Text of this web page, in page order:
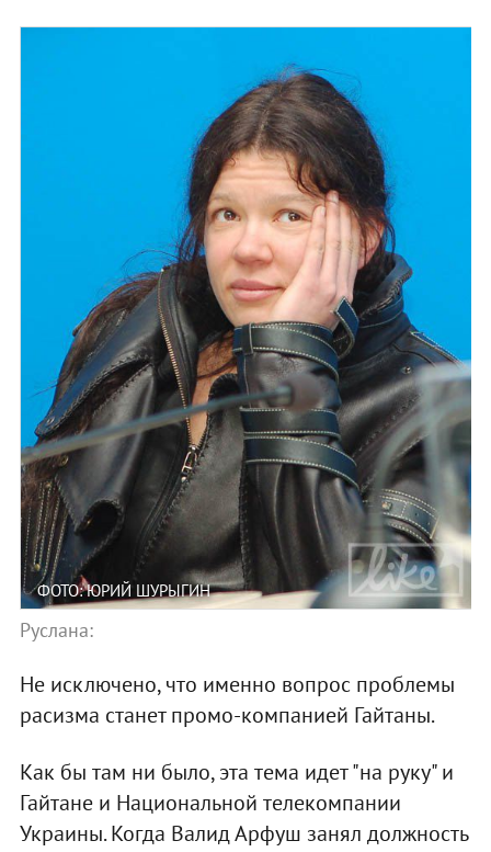
ФОТО: ЮРИЙ ШУРЫГИН
Руслана:
Не исключено, что именно вопрос проблемы
расизма станет промо-компанией Гайтаны.
Как бы там ни было, эта тема идет "на руку" и
Гайтане и Национальной телекомпании
Украины. Когда Валид Арфуш занял должность